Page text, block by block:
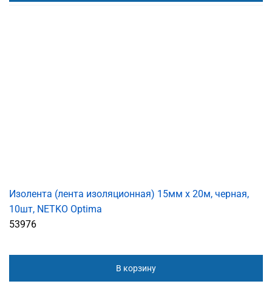
Изолента (лента изоляционная) 15мм х 20м, черная,
10шт, NETKO Optima
53976
В корзину